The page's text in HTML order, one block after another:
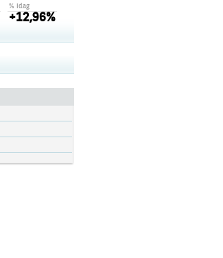
% idag
+12,96%